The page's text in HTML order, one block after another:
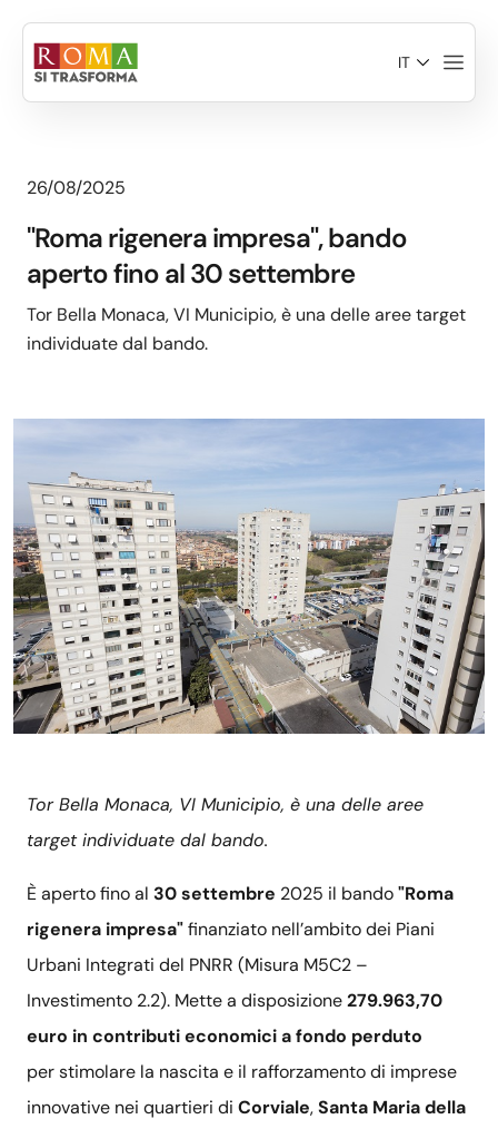
IT
26/08/2025
"Roma rigenera impresa", bando
aperto fino al 30 settembre
Tor Bella Monaca, VI Municipio, è una delle aree target
individuate dal bando.
Tor Bella Monaca, VI Municipio, è una delle aree
target individuate dal bando.
È aperto fino al 30 settembre 2025 il bando"Roma
rigenera impresa"finanziato nell’ambito dei Piani
Urbani Integrati del PNRR (Misura M5C2 –
Investimento 2.2). Mette a disposizione279.963,70
euro in contributi economici a fondo perduto
per stimolare la nascita e il rafforzamento di imprese
innovative nei quartieri di Corviale,Santa Maria della